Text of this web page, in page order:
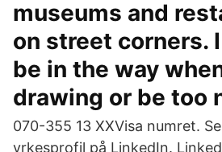
museums and
on street corners.
be in the way
drawing or be too
070-355 13 XXVisa numret.
yrkesprofil på LinkedIn.